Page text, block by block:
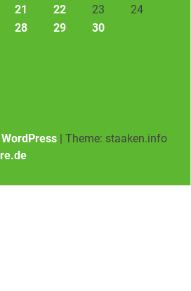
21 22 23
24
28 29 30
| Theme: staaken.info